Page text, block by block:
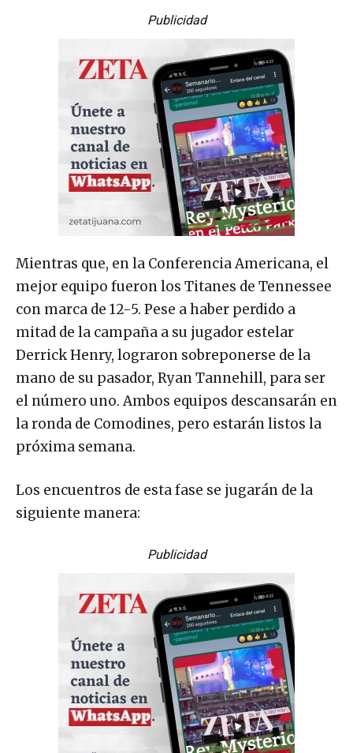
Publicidad
Mientras que, en la Conferencia Americana, el
mejor equipo fueron los Titanes de Tennessee
con marca de 12-5. Pese a haber perdido a
mitad de la campaña a su jugador estelar
Derrick Henry, lograron sobreponerse de la
mano de su pasador, Ryan Tannehill, para ser
el número uno. Ambos equipos descansarán en
la ronda de Comodines, pero estarán listos la
próxima semana.
Los encuentros de esta fase se jugarán de la
siguiente manera:
Publicidad